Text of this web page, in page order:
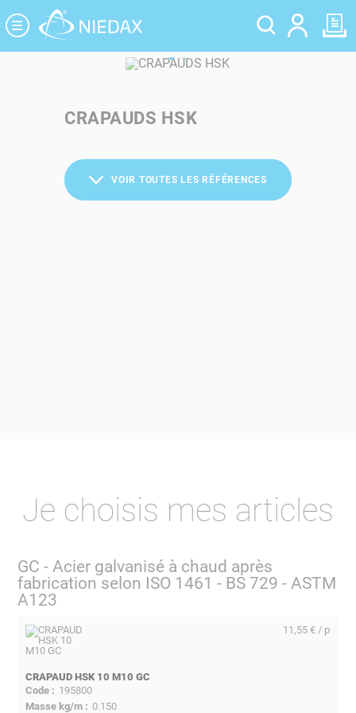
CRAPAUDS HSK
VOIR TOUTES LES RÉFÉRENCES
Je choisis mes articles
GC - Acier galvanisé à chaud après
fabrication selon ISO 1461 - BS 729 - ASTM
A123
CRAPAUD HSK 10 M10 GC
195800
0.150
11,55 € / p
Panneau de gestion des cookies